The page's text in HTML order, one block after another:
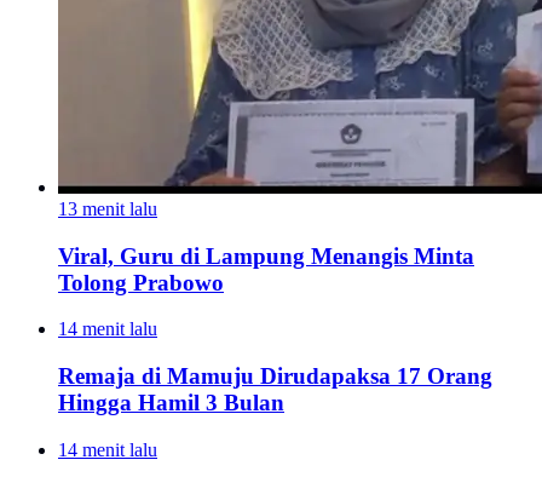
13 menit lalu
Viral, Guru di Lampung Menangis Minta
Tolong Prabowo
14 menit lalu
Remaja di Mamuju Dirudapaksa 17 Orang
Hingga Hamil 3 Bulan
14 menit lalu